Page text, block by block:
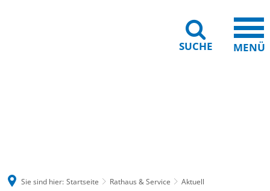
SUCHE MENÜ
Sie sind hier: Startseite Rathaus & Service
Aktuell